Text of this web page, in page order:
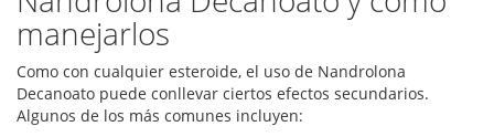
manejarlos
Como con cualquier esteroide, el uso de Nandrolona
Decanoato puede conllevar ciertos efectos secundarios.
Algunos de los más comunes incluyen: